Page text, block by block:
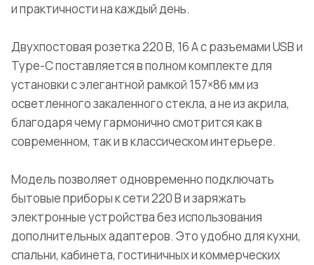
и практичности на каждый день.
Двухпостовая розетка 220 В, 16 А с разъемами USB и
Type-C поставляется в полном комплекте для
установки с элегантной рамкой 157×86 мм из
осветленного закаленного стекла, а не из акрила,
благодаря чему гармонично смотрится как в
современном, так и в классическом интерьере.
Модель позволяет одновременно подключать
бытовые приборы к сети 220 В и заряжать
электронные устройства без использования
дополнительных адаптеров. Это удобно для кухни,
спальни, кабинета, гостиничных и коммерческих